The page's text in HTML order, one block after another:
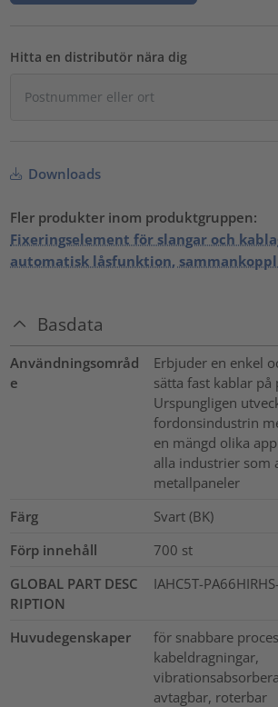
Hitta en distributör nära dig
Downloads
Fler produkter inom produktgruppen:
Fixeringselement för slangar och
automatisk låsfunktion,
Basdata
Användningsområd
e
Erbjuder en enkel
sätta fast kablar på
Urspungligen
fordonsindustrin
en mängd olika
alla industrier som
metallpaneler
Färg
Svart (BK)
Förp innehåll
700 st
GLOBAL PART DESC
RIPTION
IAHC5T-
Huvudegenskaper
för snabbare
kabeldragningar,
avtagbar, roterbar